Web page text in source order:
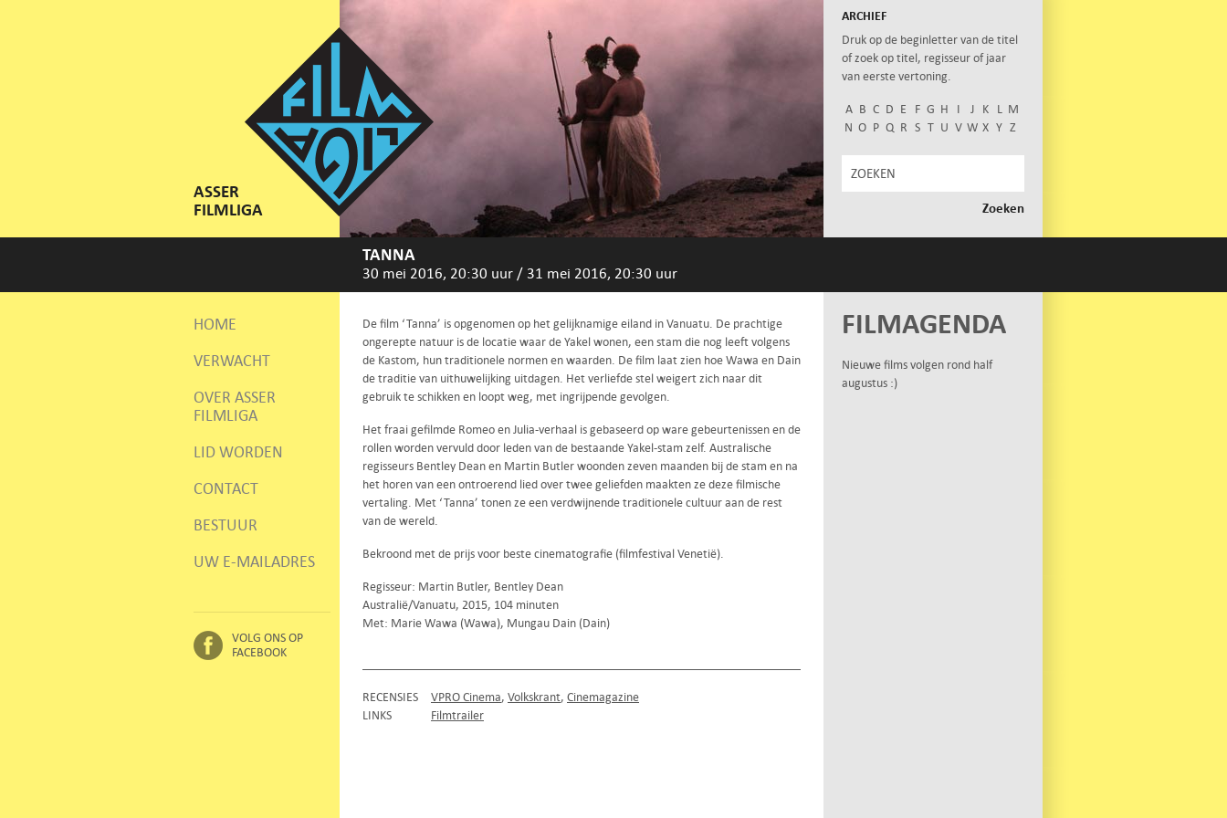
ASSER
FILMLIGA
ARCHIEF
Druk op de beginletter van de titel
of zoek op titel, regisseur of jaar
van eerste vertoning.
A B C D E F G H I J K L M
N O P Q R S T U V W X Y Z
TANNA
30 mei 2016, 20:30 uur / 31 mei 2016, 20:30 uur
HOME
VERWACHT
OVER ASSER
FILMLIGA
LID WORDEN
CONTACT
BESTUUR
UW E-MAILADRES
VOLG ONS OP
FACEBOOK
De film ‘Tanna’ is opgenomen op het gelijknamige eiland in Vanuatu. De prachtige
ongerepte natuur is de locatie waar de Yakel wonen, een stam die nog leeft volgens
de Kastom, hun traditionele normen en waarden. De film laat zien hoe Wawa en Dain
de traditie van uithuwelijking uitdagen. Het verliefde stel weigert zich naar dit
gebruik te schikken en loopt weg, met ingrijpende gevolgen.
Het fraai gefilmde Romeo en Julia-verhaal is gebaseerd op ware gebeurtenissen en de
rollen worden vervuld door leden van de bestaande Yakel-stam zelf. Australische
regisseurs Bentley Dean en Martin Butler woonden zeven maanden bij de stam en na
het horen van een ontroerend lied over twee geliefden maakten ze deze filmische
vertaling. Met ‘Tanna’ tonen ze een verdwijnende traditionele cultuur aan de rest
van de wereld.
Bekroond met de prijs voor beste cinematografie (filmfestival Venetië).
Regisseur: Martin Butler, Bentley Dean
Australië/Vanuatu, 2015, 104 minuten
Met: Marie Wawa (Wawa), Mungau Dain (Dain)
RECENSIES VPRO Cinema Volkskrant Cinemagazine
LINKS
Filmtrailer
FILMAGENDA
Nieuwe films volgen rond half
augustus :)